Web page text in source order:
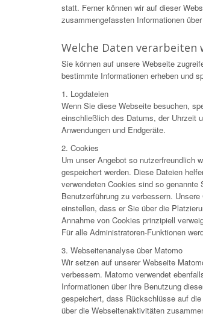
statt. Ferner können wir auf dieser
zusammengefassten Informationen
Welche Daten verarbeiten
Sie können auf unsere Webseite
bestimmte Informationen erheben und
1. Logdateien
Wenn Sie diese Webseite besuchen,
einschließlich des Datums, der Uhrzeit
Anwendungen und Endgeräte.
2. Cookies
Um unser Angebot so nutzerfreundlich
gespeichert werden. Diese Dateien
verwendeten Cookies sind so
Benutzerführung zu verbessern.
einstellen, dass er Sie über die
Annahme von Cookies prinzipiell
Für alle Administratoren-Funktionen
3. Webseitenanalyse über Matomo
Wir setzen auf unserer Webseite
verbessern. Matomo verwendet
Informationen über ihre Benutzung
gespeichert, dass Rückschlüsse auf
über die Webseitenaktivitäten